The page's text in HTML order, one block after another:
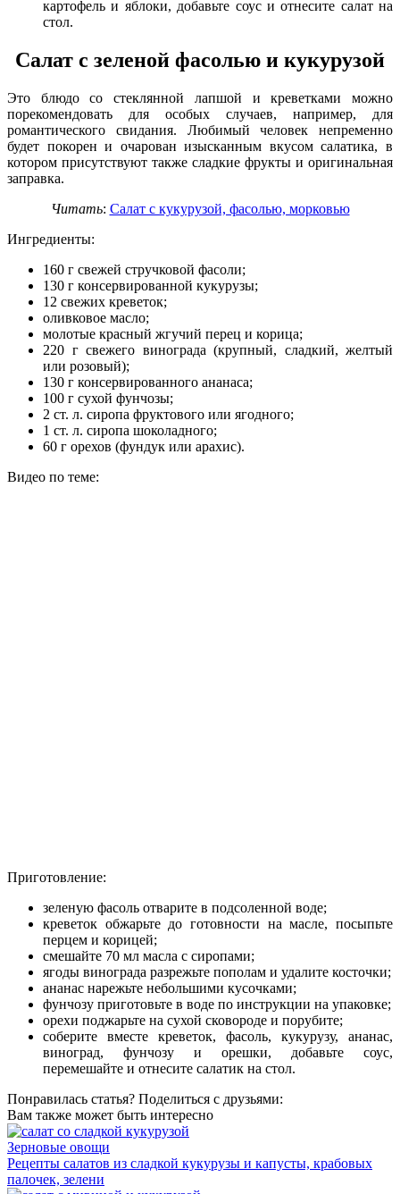
картофель и яблоки, добавьте соус и отнесите салат на
стол.
Салат с зеленой фасолью и кукурузой
Это блюдо со стеклянной лапшой и креветками можно
порекомендовать для особых случаев, например, для
романтического свидания. Любимый человек непременно
будет покорен и очарован изысканным вкусом салатика, в
котором присутствуют также сладкие фрукты и оригинальная
заправка.
Читать: Салат с кукурузой, фасолью, морковью
Ингредиенты:
160 г свежей стручковой фасоли;
130 г консервированной кукурузы;
12 свежих креветок;
оливковое масло;
молотые красный жгучий перец и корица;
220 г свежего винограда (крупный, сладкий, желтый
или розовый);
130 г консервированного ананаса;
100 г сухой фунчозы;
2 ст. л. сиропа фруктового или ягодного;
1 ст. л. сиропа шоколадного;
60 г орехов (фундук или арахис).
Видео по теме:
Приготовление:
зеленую фасоль отварите в подсоленной воде;
креветок обжарьте до готовности на масле, посыпьте
перцем и корицей;
смешайте 70 мл масла с сиропами;
ягоды винограда разрежьте пополам и удалите косточки;
ананас нарежьте небольшими кусочками;
фунчозу приготовьте в воде по инструкции на упаковке;
орехи поджарьте на сухой сковороде и порубите;
соберите вместе креветок, фасоль, кукурузу, ананас,
виноград, фунчозу и орешки, добавьте соус,
перемешайте и отнесите салатик на стол.
Понравилась статья? Поделиться с друзьями:
Вам также может быть интересно
Зерновые овощи
Рецепты салатов из сладкой кукурузы и капусты, крабовых
палочек, зелени